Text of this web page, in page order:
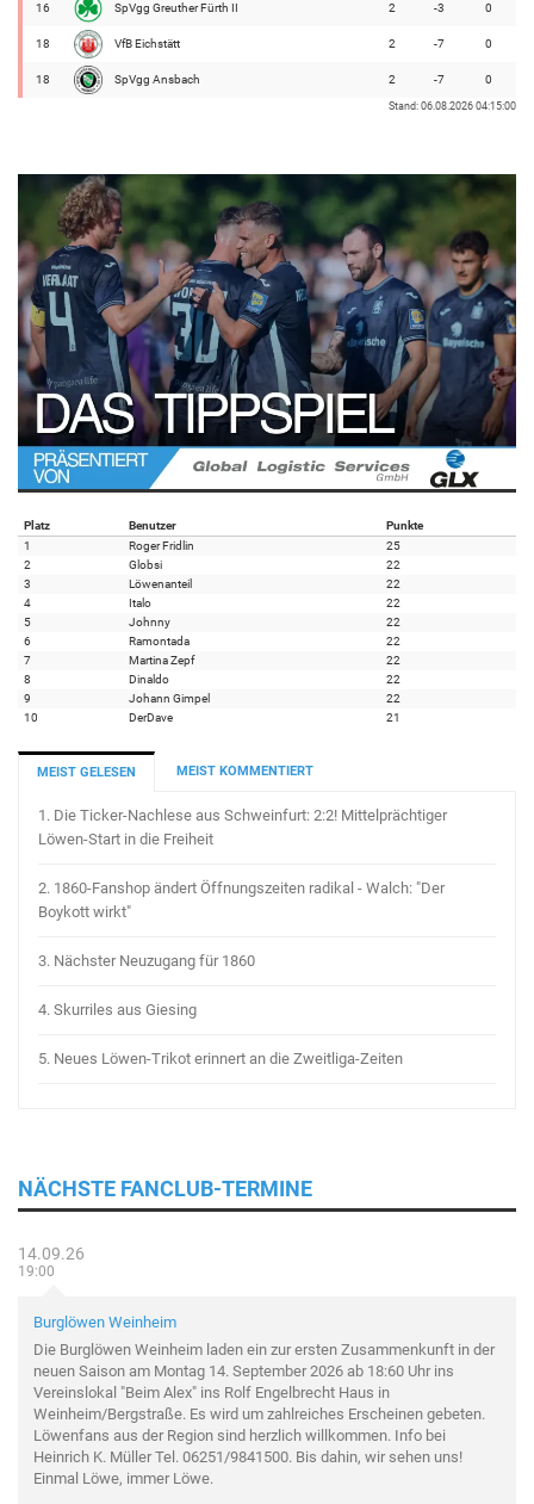
16 SpVgg Greuther Fürth II 2 -3 0
18 VfB Eichstätt 2 -7 0
18 SpVgg Ansbach 2 -7 0
Stand: 06.08.2026 04:15:00
Platz Benutzer
Punkte
1
Roger Fridlin
25
2
Globsi
22
3
Löwenanteil
22
4
Italo
22
5
Johnny
22
6
Ramontada
22
7
Martina Zepf
22
8
Dinaldo
22
9
Johann Gimpel
22
10
DerDave 21
MEIST GELESEN MEIST KOMMENTIERT
1. Die Ticker-Nachlese aus Schweinfurt: 2:2! Mittelprächtiger
Löwen-Start in die Freiheit
2. 1860-Fanshop ändert Öffnungszeiten radikal - Walch: "Der
Boykott wirkt"
3. Nächster Neuzugang für 1860
4. Skurriles aus Giesing
5. Neues Löwen-Trikot erinnert an die Zweitliga-Zeiten
NÄCHSTE FANCLUB-TERMINE
14.09.26
19:00
Burglöwen Weinheim
Die Burglöwen Weinheim laden ein zur ersten Zusammenkunft in der
neuen Saison am Montag 14. September 2026 ab 18:60 Uhr ins
Vereinslokal "Beim Alex" ins Rolf Engelbrecht Haus in
Weinheim/Bergstraße. Es wird um zahlreiches Erscheinen gebeten.
Löwenfans aus der Region sind herzlich willkommen. Info bei
Heinrich K. Müller Tel. 06251/9841500. Bis dahin, wir sehen uns!
Einmal Löwe, immer Löwe.